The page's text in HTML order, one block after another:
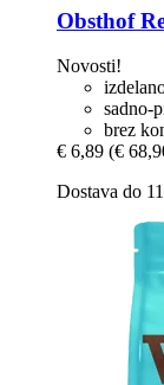
Obsthof
Novosti!
sadno-
brez
€ 6,89 (€
Dostava do